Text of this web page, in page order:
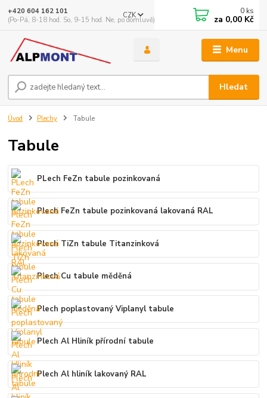
Menu
CZK
Hledat
+420 604 162 101
(Po-Pá, 8-18 hod. So, 9-15 hod. Ne, po domluvě)
0 ks
za 0,00 Kč
Úvod Plechy Tabule
Tabule
PLech FeZn tabule pozinkovaná
Plech FeZn tabule pozinkovaná lakovaná RAL
Plech TiZn tabule Titanzinková
Plech Cu tabule měděná
Plech poplastovaný Viplanyl tabule
Plech Al Hliník přírodní tabule
Plech Al hliník lakovaný RAL